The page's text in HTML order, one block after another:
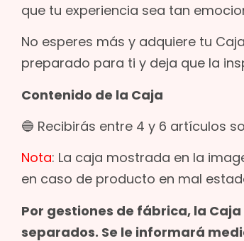
que tu experiencia sea tan
No esperes más y adquiere tu
preparado para ti y deja que la
Contenido de la Caja
🔵 Recibirás entre 4 y 6 artículos
Nota: La caja mostrada en la
en caso de producto en mal
Por gestiones de fábrica, la
separados. Se le informará